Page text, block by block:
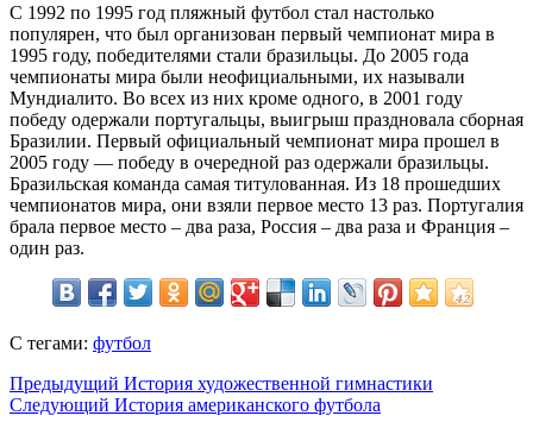
С 1992 по 1995 год пляжный футбол стал настолько
популярен, что был организован первый чемпионат мира в
1995 году, победителями стали бразильцы. До 2005 года
чемпионаты мира были неофициальными, их называли
Мундиалито. Во всех из них кроме одного, в 2001 году
победу одержали португальцы, выигрыш праздновала сборная
Бразилии. Первый официальный чемпионат мира прошел в
2005 году — победу в очередной раз одержали бразильцы.
Бразильская команда самая титулованная. Из 18 прошедших
чемпионатов мира, они взяли первое место 13 раз. Португалия
брала первое место – два раза, Россия – два раза и Франция –
один раз.
С тегами: футбол
Предыдущий История художественной гимнастики
Следующий История американского футбола